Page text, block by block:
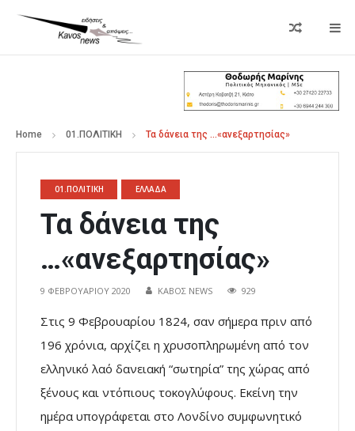
Home 01.ΠΟΛΙΤΙΚΗ Τα δάνεια της …«ανεξαρτησίας»
01.ΠΟΛΙΤΙΚΗ ΕΛΛΑΔΑ
Τα δάνεια της
…«ανεξαρτησίας»
9 ΦΕΒΡΟΥΑΡΊΟΥ 2020 ΚΑΒΟΣ NEWS 929
Στις 9 Φεβρουαρίου 1824, σαν σήμερα πριν από
196 χρόνια, αρχίζει η χρυσοπληρωμένη από τον
ελληνικό λαό δανειακή “σωτηρία” της χώρας από
ξένους και ντόπιους τοκογλύφους. Εκείνη την
ημέρα υπογράφεται στο Λονδίνο συμφωνητικό